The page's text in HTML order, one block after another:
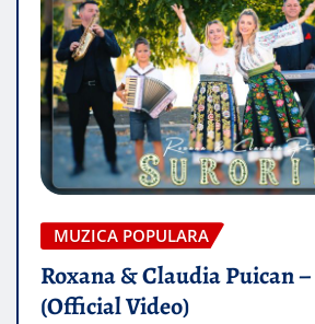
MUZICA POPULARA
Roxana & Claudia Puican
(Official Video)